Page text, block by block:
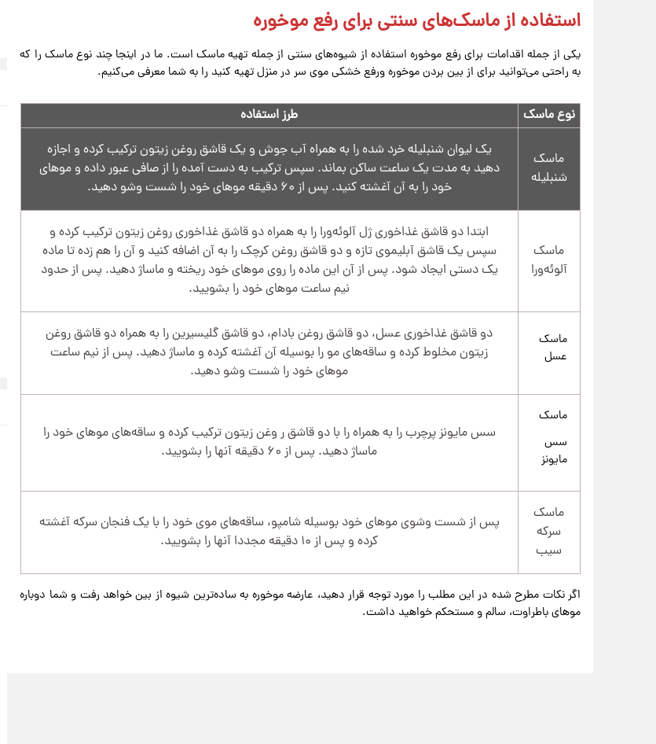
استفاده از ماسک‌های سنتی برای رفع موخوره
یکی از جمله اقدامات برای رفع موخوره استفاده از شیوه‌های سنتی از جمله تهیه ماسک است. ما در اینجا چند نوع ماسک را که
به راحتی می‌توانید برای از بین بردن موخوره ورفع خشکی موی سر در منزل تهیه کنید را به شما معرفی می‌کنیم.
نوع ماسک طرز استفاده
ماسک
شنبلیله
یک لیوان شنبلیله خرد شده را به همراه آب جوش و یک قاشق روغن زیتون ترکیب کرده و اجازه
دهید به مدت یک ساعت ساکن بماند. سپس ترکیب به دست آمده را از صافی عبور داده و موهای
خود را به آن آغشته کنید. پس از ۶۰ دقیقه موهای خود را شست وشو دهید.
ماسک
آلوئه‌ورا
ابتدا دو قاشق غذاخوری ژل آلوئه‌ورا را به همراه دو قاشق غذاخوری روغن زیتون ترکیب کرده و
سپس یک قاشق آبلیموی تازه و دو قاشق روغن کرچک را به آن اضافه کنید و آن را هم زده تا ماده
یک دستی ایجاد شود. پس از آن این ماده را روی موهای خود ریخته و ماساژ دهید. پس از حدود
نیم ساعت موهای خود را بشویید.
ماسک
عسل
دو قاشق غذاخوری عسل، دو قاشق روغن بادام، دو قاشق گلیسیرین را به همراه دو قاشق روغن
زیتون مخلوط کرده و ساقه‌های مو را بوسیله آن آغشته کرده و ماساژ دهید. پس از نیم ساعت
موهای خود را شست وشو دهید.
ماسک
سس
مایونز
سس مایونز پرچرب را به همراه را با دو قاشق ر وغن زیتون ترکیب کرده و ساقه‌های موهای خود را
ماساژ دهید. پس از ۶۰ دقیقه آنها را بشویید.
ماسک
سرکه
سیب
پس از شست وشوی موهای خود بوسیله شامپو، ساقه‌های موی خود را با یک فنجان سرکه آغشته
کرده و پس از ۱۰ دقیقه مجددا آنها را بشویید.
اگر نکات مطرح شده در این مطلب را مورد توجه قرار دهید، عارضه موخوره به ساده‌ترین شیوه از بین خواهد رفت و شما دوباره
موهای باطراوت، سالم و مستحکم خواهید داشت.